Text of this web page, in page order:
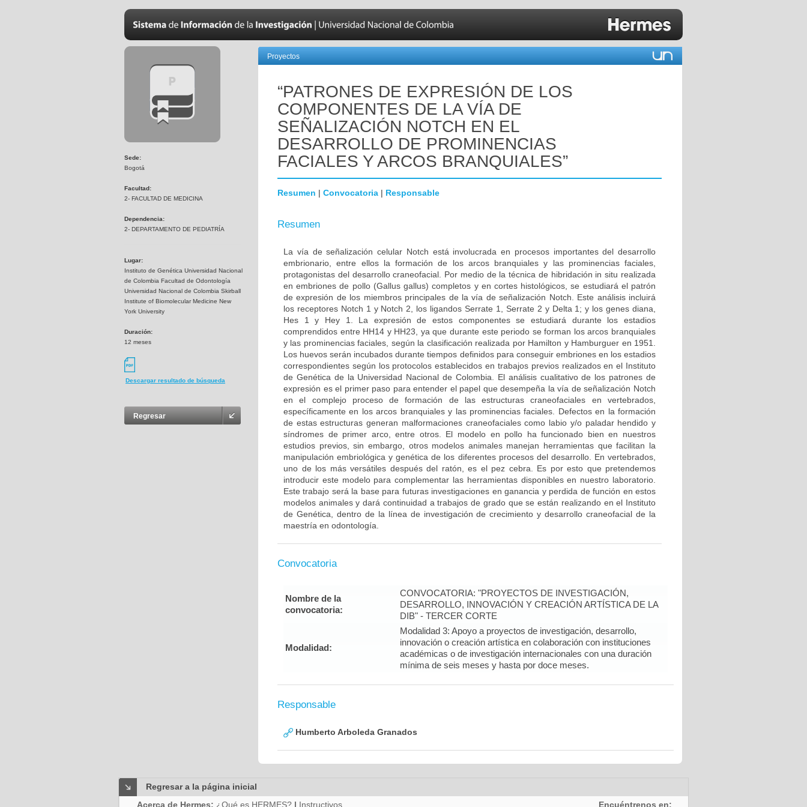
Sede:
Bogotá
Facultad:
2- FACULTAD DE MEDICINA
Dependencia:
2- DEPARTAMENTO DE PEDIATRÍA
Lugar:
Instituto de Genética Universidad Nacional
de Colombia Facultad de Odontología
Universidad Nacional de Colombia Skirball
Institute of Biomolecular Medicine New
York University
Duración:
12 meses
Descargar resultado de búsqueda
Regresar
Proyectos
“PATRONES DE EXPRESIÓN DE LOS
COMPONENTES DE LA VÍA DE
SEÑALIZACIÓN NOTCH EN EL
DESARROLLO DE PROMINENCIAS
FACIALES Y ARCOS BRANQUIALES”
Resumen | Convocatoria | Responsable
Resumen
La vía de señalización celular Notch está involucrada en procesos importantes del desarrollo
embrionario, entre ellos la formación de los arcos branquiales y las prominencias faciales,
protagonistas del desarrollo craneofacial. Por medio de la técnica de hibridación in situ realizada
en embriones de pollo (Gallus gallus) completos y en cortes histológicos, se estudiará el patrón
de expresión de los miembros principales de la vía de señalización Notch. Este análisis incluirá
los receptores Notch 1 y Notch 2, los ligandos Serrate 1, Serrate 2 y Delta 1; y los genes diana,
Hes 1 y Hey 1. La expresión de estos componentes se estudiará durante los estadios
comprendidos entre HH14 y HH23, ya que durante este periodo se forman los arcos branquiales
y las prominencias faciales, según la clasificación realizada por Hamilton y Hamburguer en 1951.
Los huevos serán incubados durante tiempos definidos para conseguir embriones en los estadios
correspondientes según los protocolos establecidos en trabajos previos realizados en el Instituto
de Genética de la Universidad Nacional de Colombia. El análisis cualitativo de los patrones de
expresión es el primer paso para entender el papel que desempeña la vía de señalización Notch
en el complejo proceso de formación de las estructuras craneofaciales en vertebrados,
específicamente en los arcos branquiales y las prominencias faciales. Defectos en la formación
de estas estructuras generan malformaciones craneofaciales como labio y/o paladar hendido y
síndromes de primer arco, entre otros. El modelo en pollo ha funcionado bien en nuestros
estudios previos, sin embargo, otros modelos animales manejan herramientas que facilitan la
manipulación embriológica y genética de los diferentes procesos del desarrollo. En vertebrados,
uno de los más versátiles después del ratón, es el pez cebra. Es por esto que pretendemos
introducir este modelo para complementar las herramientas disponibles en nuestro laboratorio.
Este trabajo será la base para futuras investigaciones en ganancia y perdida de función en estos
modelos animales y dará continuidad a trabajos de grado que se están realizando en el Instituto
de Genética, dentro de la línea de investigación de crecimiento y desarrollo craneofacial de la
maestría en odontología.
Convocatoria
Nombre de la
convocatoria:
CONVOCATORIA: "PROYECTOS DE INVESTIGACIÓN,
DESARROLLO, INNOVACIÓN Y CREACIÓN ARTÍSTICA DE LA
DIB" - TERCER CORTE
Modalidad:
Modalidad 3: Apoyo a proyectos de investigación, desarrollo,
innovación o creación artística en colaboración con instituciones
académicas o de investigación internacionales con una duración
mínima de seis meses y hasta por doce meses.
Responsable
Humberto Arboleda Granados
Regresar a la página inicial
Acerca de Hermes: ¿Qué es HERMES? | Instructivos Encuéntrenos en: